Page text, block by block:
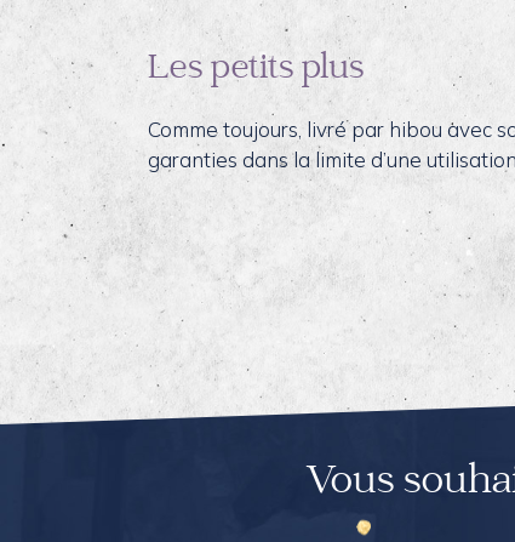
Les petits plus
Comme toujours, livré par hibou avec
garanties dans la limite d’une
Vous